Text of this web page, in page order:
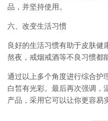
品，并坚持使用。
六、改变生活习惯
良好的生活习惯有助于皮肤健
熬夜，戒烟戒酒等不良习惯都
通过以上多个角度进行综合护
白皙有光彩。最后再次强调，
产品，采用它可以让你更容易